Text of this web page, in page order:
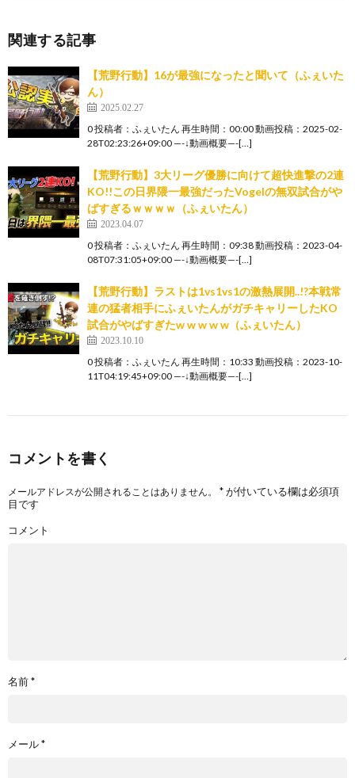
関連する記事
【荒野行動】16が最強になったと聞いて（ふぇいた
ん）
2025.02.27
0 投稿者：ふぇいたん 再生時間：00:00 動画投稿：2025-02-
28T02:23:26+09:00 —-↓動画概要—-[…]
【荒野行動】3大リーグ優勝に向けて超快進撃の2連
KO!!この日界隈一最強だったVogelの無双試合がや
ばすぎるｗｗｗｗ（ふぇいたん）
2023.04.07
0 投稿者：ふぇいたん 再生時間：09:38 動画投稿：2023-04-
08T07:31:05+09:00 —-↓動画概要—-[…]
【荒野行動】ラストは1vs1vs1の激熱展開..!?本戦常
連の猛者相手にふぇいたんがガチキャリーしたKO
試合がやばすぎたw w w w w（ふぇいたん）
2023.10.10
0 投稿者：ふぇいたん 再生時間：10:33 動画投稿：2023-10-
11T04:19:45+09:00 —-↓動画概要—-[…]
コメントを書く
メールアドレスが公開されることはありません。 *が付いている欄は必須項
目です
コメント
名前*
メール*